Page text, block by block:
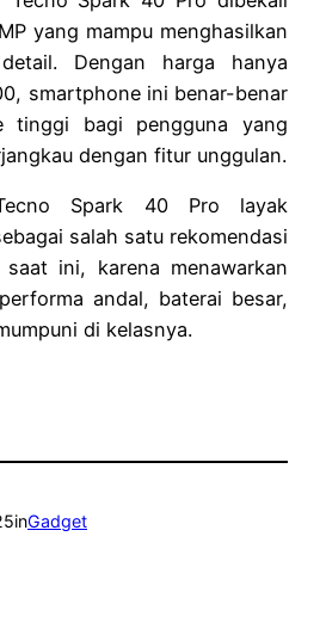
yang mampu menghasilkan
Dengan harga hanya
smartphone ini benar-benar
tinggi bagi pengguna yang
dengan fitur unggulan.
Tecno Spark 40 Pro layak
salah satu rekomendasi
ini, karena menawarkan
andal, baterai besar,
di kelasnya.
inGadget